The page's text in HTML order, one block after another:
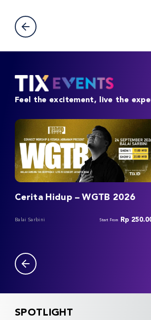
Feel the excitement, live the
Cerita Hidup – WGTB 2026
Balai Sarbini Start From Rp
SPOTLIGHT